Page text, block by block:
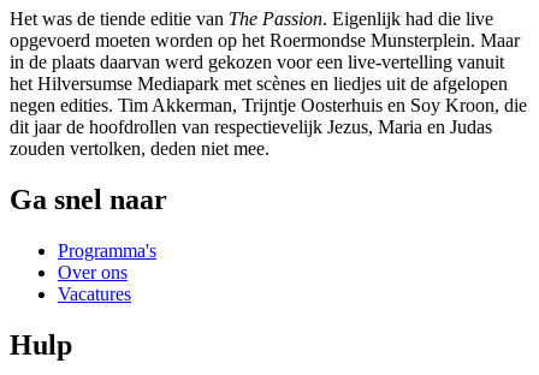
Het was de tiende editie van The Passion. Eigenlijk had die live
opgevoerd moeten worden op het Roermondse Munsterplein. Maar
in de plaats daarvan werd gekozen voor een live-vertelling vanuit
het Hilversumse Mediapark met scènes en liedjes uit de afgelopen
negen edities. Tim Akkerman, Trijntje Oosterhuis en Soy Kroon, die
dit jaar de hoofdrollen van respectievelijk Jezus, Maria en Judas
zouden vertolken, deden niet mee.
Ga snel naar
Programma's
Over ons
Vacatures
Hulp